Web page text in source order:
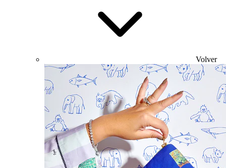
Volver